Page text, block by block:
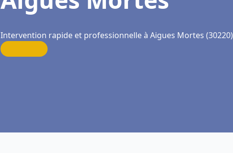
Intervention rapide et professionnelle à Aigues Mortes (30220)